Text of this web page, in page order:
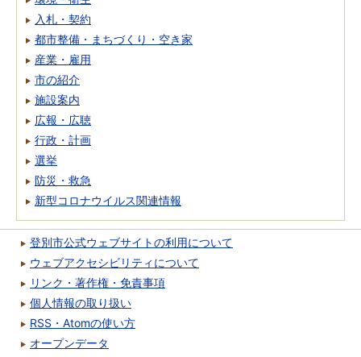
入札・契約
都市整備・まちづくり・空き家
産業・雇用
市の紹介
施設案内
広報・広聴
行政・計画
選挙
防災・救急
新型コロナウイルス関連情報
登別市公式ウェブサイトの利用について
ウェブアクセシビリティについて
リンク・著作権・免責事項
個人情報の取り扱い
RSS・Atomの使い方
オープンデータ